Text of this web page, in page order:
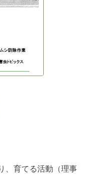
、育てる活動（理事